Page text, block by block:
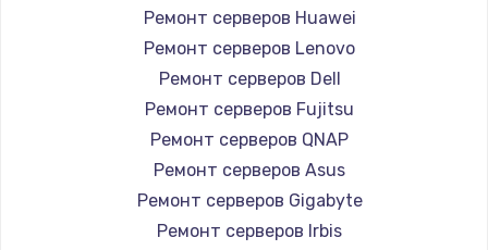
Ремонт серверов Huawei
Ремонт серверов Lenovo
Ремонт серверов Dell
Ремонт серверов Fujitsu
Ремонт серверов QNAP
Ремонт серверов Asus
Ремонт серверов Gigabyte
Ремонт серверов Irbis